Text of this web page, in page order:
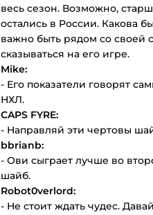
весь сезон. Возможно,
остались в России. Какова
важно быть рядом со своей
сказываться на его игре.
Mike:
- Его показатели говорят
НХЛ.
CAPS FYRE:
- Направляй эти чертовы
bbrianb:
- Ови сыграет лучше во
шайб.
Robot0verlord:
- Не стоит ждать чудес.